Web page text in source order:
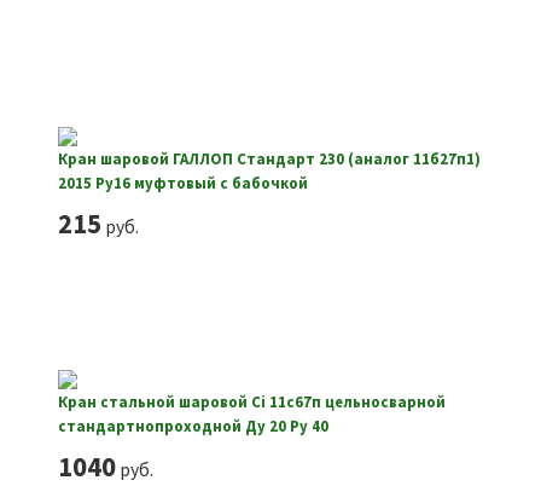
Кран шаровой ГАЛЛОП Стандарт 230 (аналог 11б27п1)
2015 Ру16 муфтовый с бабочкой
215 руб.
Кран стальной шаровой Ci 11с67п цельносварной
стандартнопроходной Ду 20 Ру 40
1040руб.